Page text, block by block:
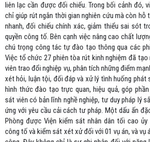
liên lạc cần được đối chiếu. Trong bối cảnh đó,
chỉ giúp rút ngắn thời gian nghiên cứu mà còn hỗ
nhanh, đối chiếu chính xác, giảm thiểu sai sót
quyền công tố. Bên cạnh việc nâng cao chất
chú trọng công tác tự đào tạo thông qua các
Việc tổ chức 27 phiên tòa rút kinh nghiệm đã
viên trao đổi nghiệp vụ, phân tích những điểm
xét hỏi, luận tội, đối đáp và xử lý tình huống phát
hình thức đào tạo trực quan, hiệu quả, góp
sát viên có bản lĩnh nghề nghiệp, tư duy pháp lý
ứng với yêu cầu cải cách tư pháp. Một dấu ấn
Phòng được Viện kiểm sát nhân dân tối cao ủy
công tố và kiểm sát xét xử đối với 01 vụ án, và